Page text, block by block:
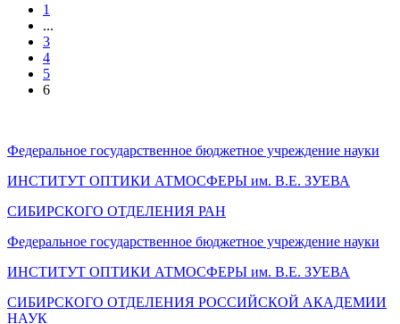
1
...
3
4
5
6
Федеральное государственное бюджетное учреждение науки
ИНСТИТУТ ОПТИКИ АТМОСФЕРЫ им. В.Е. ЗУЕВА
СИБИРСКОГО ОТДЕЛЕНИЯ РАН
Федеральное государственное бюджетное учреждение науки
ИНСТИТУТ ОПТИКИ АТМОСФЕРЫ им. В.Е. ЗУЕВА
СИБИРСКОГО ОТДЕЛЕНИЯ РОССИЙСКОЙ АКАДЕМИИ
НАУК